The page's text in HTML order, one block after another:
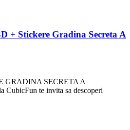
+ Stickere Gradina Secreta A
GRADINA SECRETA A
CubicFun te invita sa descoperi